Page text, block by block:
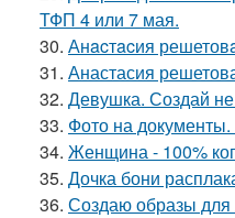
ТФП 4 или 7 мая.
30. Анacтacия
31. Анастасия
32. Девушка. Создай
33. Фото на
34. Женщина - 100%
35. Дочка бони
36. Создаю образы для